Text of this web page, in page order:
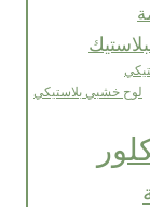
لوح خشبي بلاستيكي